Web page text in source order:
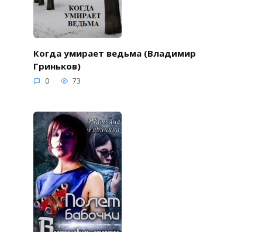
Когда умирает ведьма (Владимир
Гриньков)
0 73